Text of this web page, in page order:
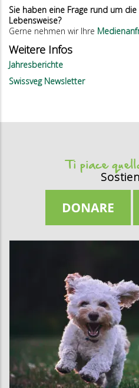
Sie haben eine Frage rund um
Lebensweise?
Gerne nehmen wir Ihre
Weitere Infos
Jahresberichte
Swissveg Newsletter
Ti piace